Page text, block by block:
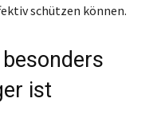
schützen können.
ist